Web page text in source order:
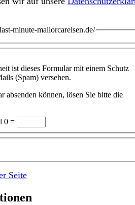
www.last-minute-mallorcareisen.de/
ist dieses Formular mit einem Schutz
(Spam) versehen.
absenden können, lösen Sie bitte die
0 =
Seite